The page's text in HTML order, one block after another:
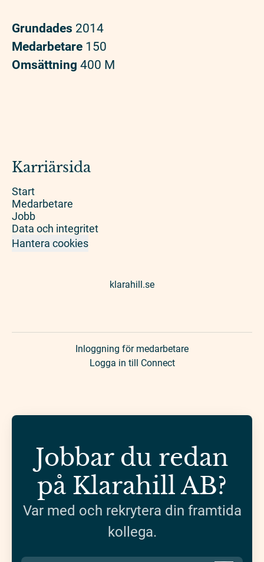
Grundades 2014
Medarbetare 150
Omsättning 400 M
Karriärsida
Start
Medarbetare
Jobb
Data och integritet
Hantera cookies
klarahill.se
Inloggning för medarbetare
Logga in till Connect
Jobbar du redan
på Klarahill AB?
Var med och rekrytera din framtida
kollega.